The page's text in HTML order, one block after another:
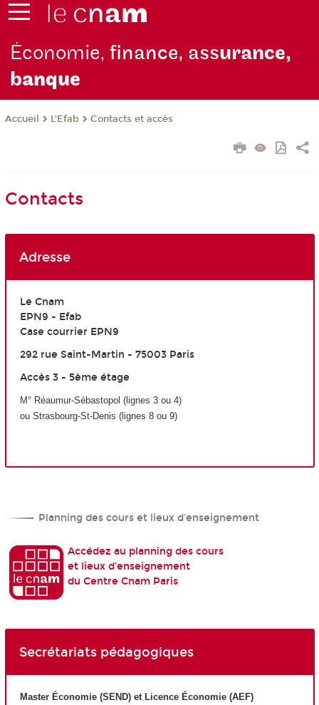
Économie,finance, assurance,
banque
Accueil L'Efab Contacts et accès
Contacts
Adresse
Le Cnam
EPN9 - Efab
Case courrier EPN9
292 rue Saint-Martin - 75003 Paris
Accès 3 - 5ème étage
M° Réaumur-Sébastopol (lignes 3 ou 4)
ou Strasbourg-St-Denis (lignes 8 ou 9)
Planning des cours et lieux d'enseignement
Accédez au planning des cours
et lieux d'enseignement
du Centre Cnam Paris
Secrétariats pédagogiques
Master Économie (SEND) et Licence Économie (AEF)